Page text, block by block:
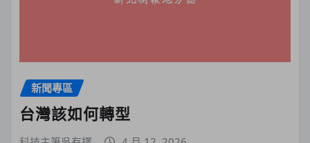
新聞專區
台灣該如何轉型